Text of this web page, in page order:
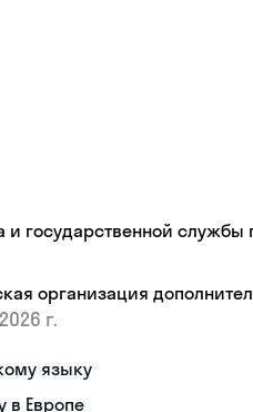
государственной
организация
2026 г.
языку
в Европе